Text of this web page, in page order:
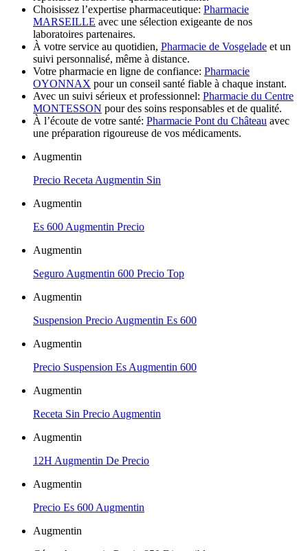
Choisissez l’expertise pharmaceutique: Pharmacie
MARSEILLE avec une sélection exigeante de nos
laboratoires partenaires.
À votre service au quotidien, Pharmacie de Vosgelade et un
suivi personnalisé, même à distance.
Votre pharmacie en ligne de confiance: Pharmacie
OYONNAX pour un conseil santé fiable à chaque instant.
Avec un suivi sérieux et professionnel: Pharmacie du Centre
MONTESSON pour des soins responsables et de qualité.
À l’écoute de votre santé: Pharmacie Pont du Château avec
une préparation rigoureuse de vos médicaments.
Augmentin
Precio Receta Augmentin Sin
Augmentin
Es 600 Augmentin Precio
Augmentin
Seguro Augmentin 600 Precio Top
Augmentin
Suspension Precio Augmentin Es 600
Augmentin
Precio Suspension Es Augmentin 600
Augmentin
Receta Sin Precio Augmentin
Augmentin
12H Augmentin De Precio
Augmentin
Precio Es 600 Augmentin
Augmentin